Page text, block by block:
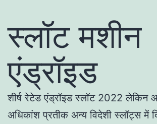
स्लॉट मशीन
एंड्रॉइड
शीर्ष रेटेड एंड्रॉइड स्लॉट 2022
अधिकांश प्रतीक अन्य विदेशी स्लॉट्स में